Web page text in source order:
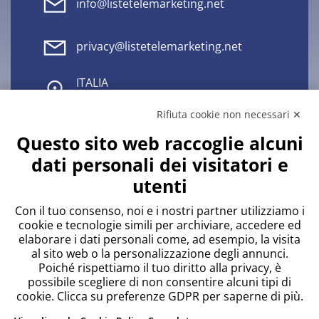
info@listetelemarketing.net
privacy@listetelemarketing.net
ITALIA
+39 0182 21332
SPAGNA
C/Sant Valentì, 26 08302 Matarò
+34 93 7371044
Rifiuta cookie non necessari ✕
Questo sito web raccoglie alcuni
dati personali dei visitatori e
utenti
Con il tuo consenso, noi e i nostri partner utilizziamo i
cookie e tecnologie simili per archiviare, accedere ed
elaborare i dati personali come, ad esempio, la visita
al sito web o la personalizzazione degli annunci.
Poiché rispettiamo il tuo diritto alla privacy, è
possibile scegliere di non consentire alcuni tipi di
cookie. Clicca su preferenze GDPR per saperne di più.